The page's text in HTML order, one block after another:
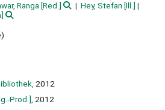
Ranga [Red.] Hey, Stefan [Ill.]
2012
Prod.], 2012